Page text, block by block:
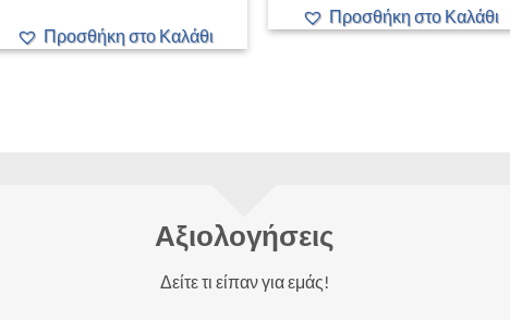
Προσθήκη στο Καλάθι
Προσθήκη στο Καλάθι
Αξιολογήσεις
Δείτε τι είπαν για εμάς!